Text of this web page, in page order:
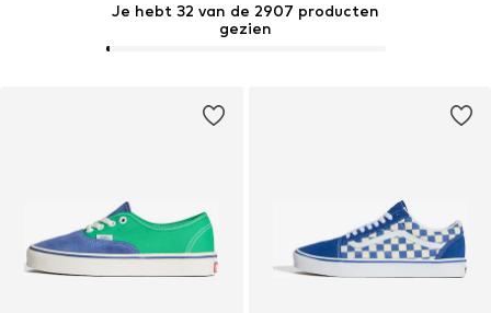
Je hebt 32 van de 2907 producten
gezien